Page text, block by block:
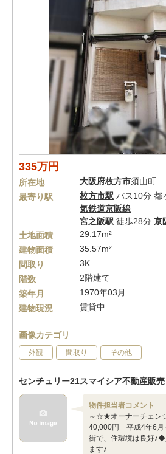
335万円
所在地 大阪府枚方市須山町
最寄り駅
枚方市駅 バス10分 都
気鉄道京阪線
宮之阪駅 徒歩28分 京
土地面積
29.17m²
建物面積
35.57m²
間取り
3K
階数
2階建て
築年月
1970年03月
建物現況
賃貸中
画像カテゴリ
外観 間取り その他
センチュリー21スマイシア不動産販売
物件担当者コメント
～☆★オーナーチェン
40,000円 平成4年6月
街で、住環境は良好♪◆
ます♪